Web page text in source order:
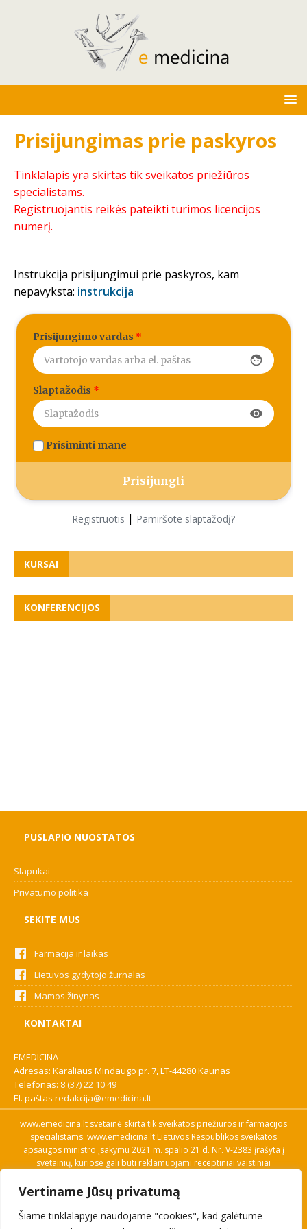
Vertiname Jūsų privatumą
Šiame tinklalapyje naudojame "cookies", kad galėtume
Prisijungimas prie paskyros
Tinklalapis yra skirtas tik sveikatos priežiūros
specialistams.
Registruojantis reikės pateikti turimos licencijos
numerį.
Instrukcija prisijungimui prie paskyros, kam
nepavyksta: instrukcija
Prisijungimo vardas *
face
Slaptažodis *
visibility
Prisiminti mane
Registruotis | Pamiršote slaptažodį?
KURSAI
KONFERENCIJOS
PUSLAPIO NUOSTATOS
Slapukai
Privatumo politika
SEKITE MUS
Farmacija ir laikas
Lietuvos gydytojo žurnalas
Mamos žinynas
KONTAKTAI
EMEDICINA
Adresas: Karaliaus Mindaugo pr. 7, LT-44280 Kaunas
Telefonas: 8 (37) 22 10 49
El. paštas redakcija@emedicina.lt
www.emedicina.lt svetainė skirta tik sveikatos priežiūros ir farmacijos
specialistams. www.emedicina.lt Lietuvos Respublikos sveikatos
apsaugos ministro įsakymu 2021 m. spalio 21 d. Nr. V-2383 įrašyta į
svetainių, kuriose gali būti reklamuojami receptiniai vaistiniai
savo profesinę kvalifikaciją. Naudingos nuorodos: Vaistų ir medicinos
pagalbos priemonių kainų paieška, VVKT tinklalapis, Sveikatos
priežiūros ar farmacijos specialisto pranešimo apie įtariamą